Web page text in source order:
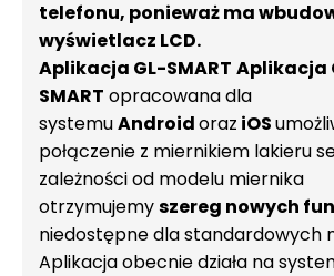
telefonu, ponieważ ma
wyświetlacz LCD.
Aplikacja GL-SMART Aplikacja
SMART opracowana dla
systemuAndroidoraz iOS
połączenie z miernikiem lakieru
zależności od modelu miernika
otrzymujemyszereg nowych
niedostępne dla standardowych
Aplikacja obecnie działa na